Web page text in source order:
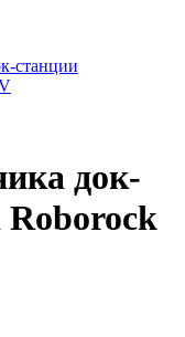
док-